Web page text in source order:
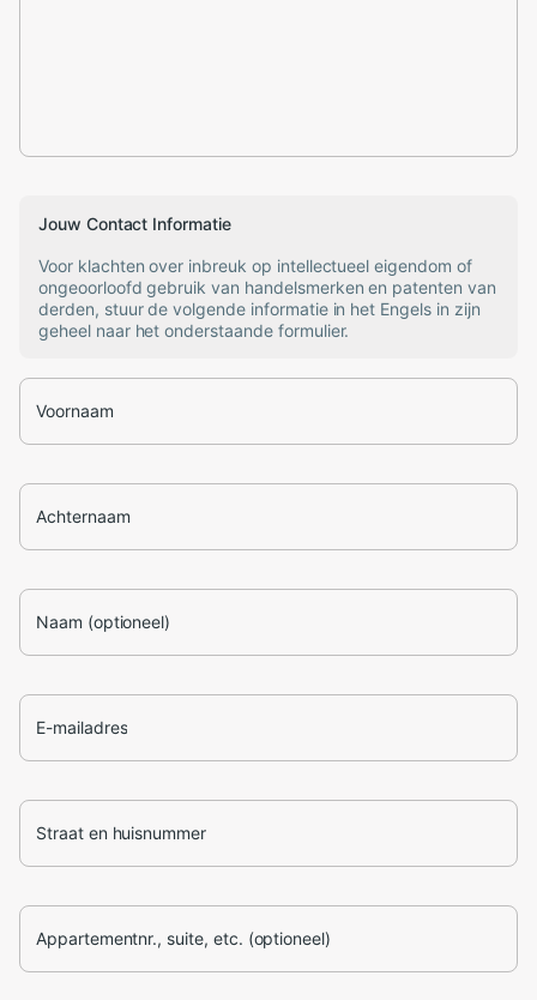
Jouw Contact Informatie
Voor klachten over inbreuk op intellectueel eigendom of
ongeoorloofd gebruik van handelsmerken en patenten van
derden, stuur de volgende informatie in het Engels in zijn
geheel naar het onderstaande formulier.
Voornaam
Achternaam
Naam (optioneel)
E-mailadres
Straat en huisnummer
Appartementnr., suite, etc. (optioneel)